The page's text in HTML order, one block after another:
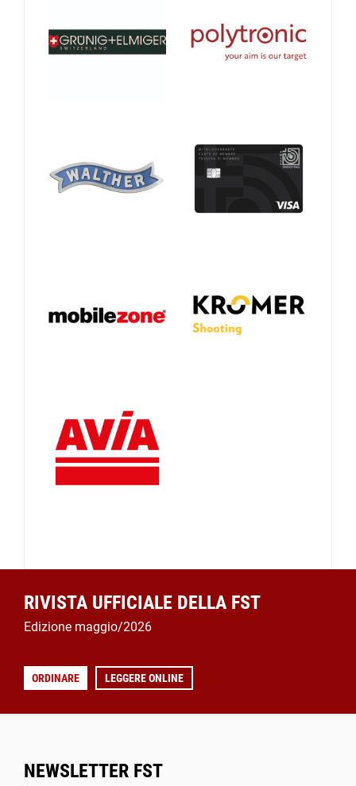
RIVISTA UFFICIALE DELLA FST
Edizione maggio/2026
ORDINARE LEGGERE ONLINE
NEWSLETTER FST